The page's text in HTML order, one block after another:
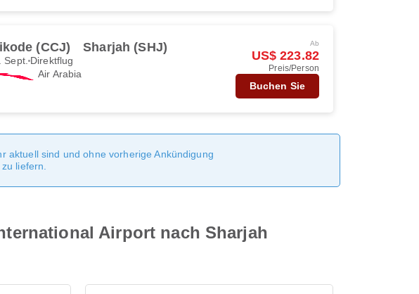
(CCJ) Sharjah (SHJ)
Sept. Direktflug
Air Arabia
Ab
US$ 223.82
Preis/Person
Buchen Sie
aktuell sind und ohne vorherige Ankündigung
liefern.
Airport nach Sharjah